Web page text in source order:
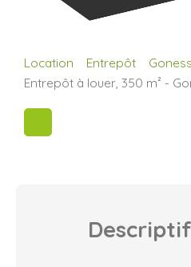
Location Entrepôt
Entrepôt à louer, 350 m² -
Descriptif